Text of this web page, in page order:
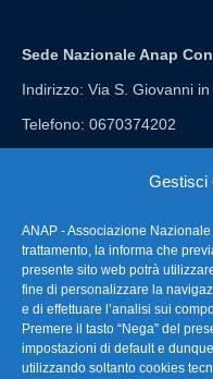
Gestisci
ANAP - Associazione
trattamento, la informa che
presente sito web potrà
fine di personalizzare la
e di effettuare l’analisi sui
Premere il tasto “Nega” del
impostazioni di default e
utilizzando soltanto cookies
Sede Nazionale Anap
Indirizzo: Via S. Giovanni
Telefono: 0670374202
FAQ –
La nostra
Link Utili